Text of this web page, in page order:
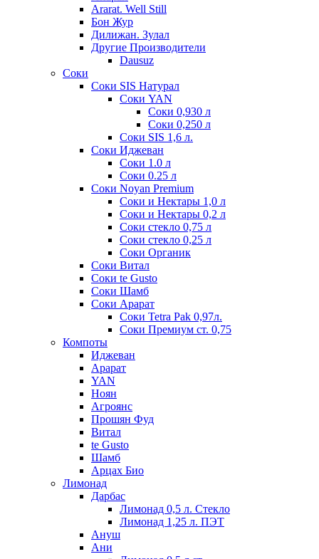
Ararat. Well Still
Бон Жур
Дилижан. Зулал
Другие Производители
Dausuz
Соки
Соки SIS Натурал
Соки YAN
Соки 0,930 л
Соки 0,250 л
Соки SIS 1,6 л.
Соки Иджеван
Соки 1.0 л
Соки 0.25 л
Соки Noyan Premium
Соки и Нектары 1,0 л
Соки и Нектары 0,2 л
Соки стекло 0,75 л
Соки стекло 0,25 л
Соки Органик
Соки Витал
Соки te Gusto
Соки Шамб
Соки Арарат
Соки Tetra Pak 0,97л.
Соки Премиум ст. 0,75
Компоты
Иджеван
Арарат
YAN
Ноян
Агроянс
Прошян Фуд
Витал
te Gusto
Шамб
Арцах Био
Лимонад
Дарбас
Лимонад 0,5 л. Стекло
Лимонад 1,25 л. ПЭТ
Ануш
Ани